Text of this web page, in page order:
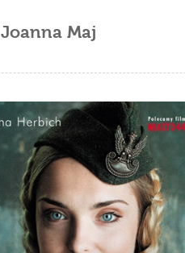
Joanna Maj